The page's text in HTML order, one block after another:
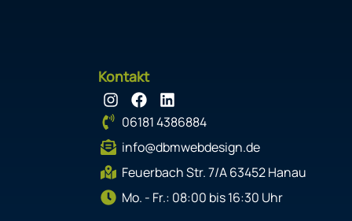
Kontakt
I
n
s
t
a
g
r
a
F
a
c
e
b
o
k
L
i
n
k
e
d
n
06181 4386884
info@dbmwebdesign.de
Feuerbach Str. 7/A 63452 Hanau
Mo. - Fr.: 08:00 bis 16:30 Uhr